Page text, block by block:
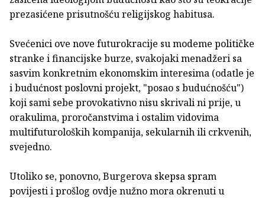
prezasićene prisutnošću religijskog habitusa.
Svećenici ove nove futurokracije su modeme političke
stranke i financijske burze, svakojaki menadžeri sa
sasvim konkretnim ekonomskim interesima (odatle je
i budućnost poslovni projekt, "posao s budućnošću")
koji sami sebe provokativno nisu skrivali ni prije, u
orakulima, proročanstvima i ostalim vidovima
multifuturoloških kompanija, sekularnih ili crkvenih,
svejedno.
Utoliko se, ponovno, Burgerova skepsa spram
povijesti i prošlog ovdje nužno mora okrenuti u